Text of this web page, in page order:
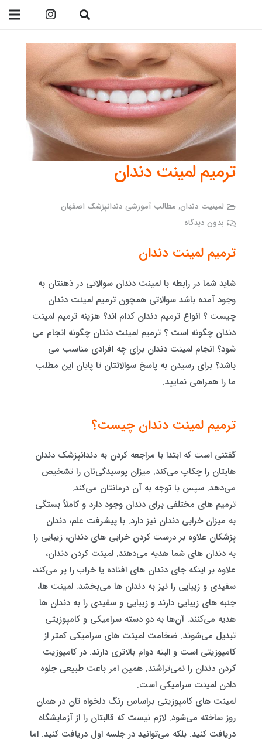
ترمیم لمینت دندان
لمینیت دندان, مطالب آموزشی دندانپزشک اصفهان
بدون دیدگاه
ترمیم لمینت دندان
شاید شما در رابطه با لمینت دندان سوالاتی در ذهنتان به
وجود آمده باشد سوالاتی همچون ترمیم لمینت دندان
چیست ؟ انواع ترمیم دندان کدام اند؟ هزینه ترمیم لمینت
دندان چگونه است ؟ ترمیم لمینت دندان چگونه انجام می
شود؟ انجام لمینت دندان برای چه افرادی مناسب می
باشد؟ برای رسیدن به پاسخ سوالاتتان تا پایان این مطلب
ما را همراهی نمایید.
ترمیم لمینت دندان چیست؟
گفتنی است که ابتدا با مراجعه کردن به دندانپزشک دندان
هایتان را چکاپ می‌کند. میزان پوسیدگی‌تان را تشخیص
می‌دهد. سپس با توجه به آن درمانتان می‌کند.
ترمیم های مختلفی برای دندان وجود دارد و کاملاً بستگی
به میزان خرابی دندان نیز دارد. با پیشرفت علم، دندان
پزشکان علاوه بر درست کردن خرابی های دندان، زیبایی را
به دندان های شما هدیه می‌دهند. لمینت کردن دندان،
علاوه بر اینکه جای دندان های افتاده یا خراب را پر می‌کند،
سفیدی و زیبایی را نیز به دندان ها می‌بخشد. لمینت ها،
جنبه های زیبایی دارند و زیبایی و سفیدی را به دندان ها
هدیه می‌کنند. آن‌ها به دو دسته سرامیکی و کامپوزیتی
تبدیل می‌شوند. ضخامت لمینت های سرامیکی کمتر از
کامپوزیتی است و البته دوام بالاتری دارند. در کامپوزیت
کردن دندان را نمی‌تراشند. همین امر باعث طبیعی جلوه
دادن لمینت سرامیکی است.
لمینت های کامپوزیتی براساس رنگ دلخواه تان در همان
روز ساخته می‌شود. لازم نیست که قالبتان را از آزمایشگاه
دریافت کنید. بلکه می‌توانید در جلسه اول دریافت کنید. اما